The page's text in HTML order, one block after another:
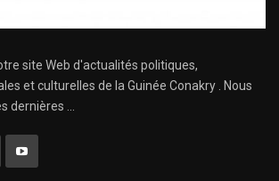
site Web d'actualités politiques,
et culturelles de la Guinée Conakry . Nous
dernières ...